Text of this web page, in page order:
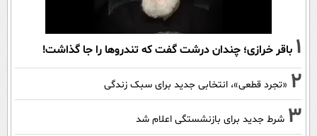
1 باقر خرازی؛ چندان درشت گفت که تندروها را جا گذاشت!
2 «تجرد قطعی»، انتخابی جدید برای سبک زندگی
3 شرط جدید برای بازنشستگی اعلام شد